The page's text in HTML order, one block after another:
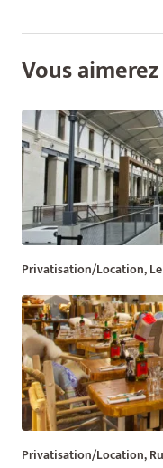
Vous
Privatisation/Location,
Privatisation/Location,